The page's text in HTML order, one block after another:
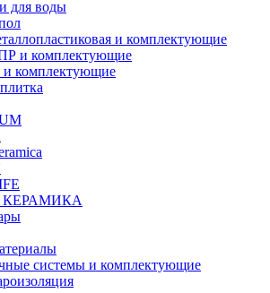
для воды
и комплектующие
и комплектующие
и комплектующие
КЕРАМИКА
системы и комплектующие